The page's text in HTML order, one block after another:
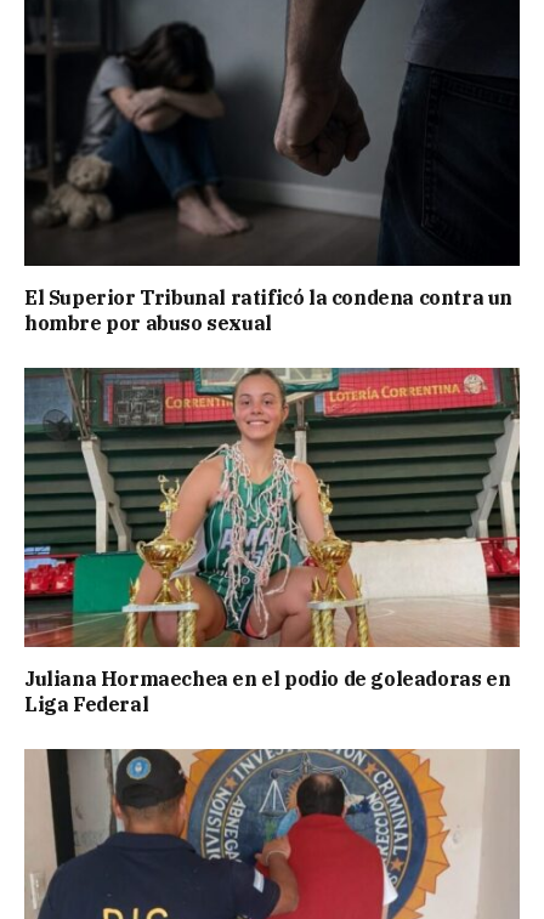
El Superior Tribunal ratificó la condena contra un
hombre por abuso sexual
Juliana Hormaechea en el podio de goleadoras en
Liga Federal